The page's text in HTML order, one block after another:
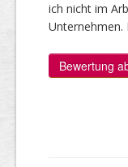
ich nicht im
Unternehmen.